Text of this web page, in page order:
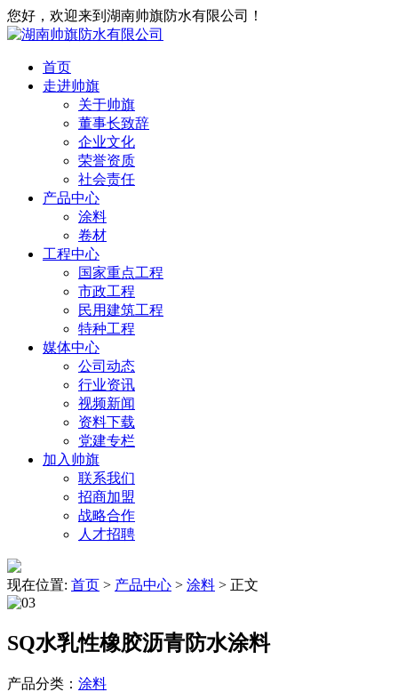
您好，欢迎来到湖南帅旗防水有限公司！
首页
走进帅旗
关于帅旗
董事长致辞
企业文化
荣誉资质
社会责任
产品中心
涂料
卷材
工程中心
国家重点工程
市政工程
民用建筑工程
特种工程
媒体中心
公司动态
行业资讯
视频新闻
资料下载
党建专栏
加入帅旗
联系我们
招商加盟
战略合作
人才招聘
现在位置: 首页 > 产品中心 > 涂料 > 正文
SQ水乳性橡胶沥青防水涂料
产品分类： 涂料